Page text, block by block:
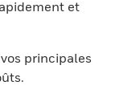
et
principales